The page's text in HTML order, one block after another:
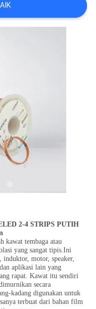
2-4 STRIPS PUTIH
kawat tembaga atau
yang sangat tipis.Ini
induktor, motor, speaker,
aplikasi lain yang
rapat. Kawat itu sendiri
secara
kadang digunakan untuk
terbuat dari bahan film